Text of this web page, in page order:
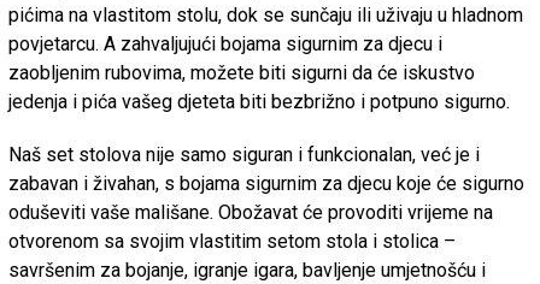
pićima na vlastitom stolu, dok se sunčaju ili uživaju u hladnom
povjetarcu. A zahvaljujući bojama sigurnim za djecu i
zaobljenim rubovima, možete biti sigurni da će iskustvo
jedenja i pića vašeg djeteta biti bezbrižno i potpuno sigurno.
Naš set stolova nije samo siguran i funkcionalan, već je i
zabavan i živahan, s bojama sigurnim za djecu koje će sigurno
oduševiti vaše mališane. Obožavat će provoditi vrijeme na
otvorenom sa svojim vlastitim setom stola i stolica –
savršenim za bojanje, igranje igara, bavljenje umjetnošću i